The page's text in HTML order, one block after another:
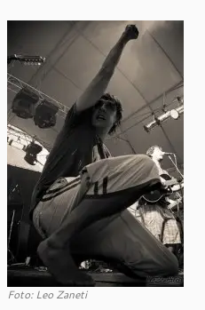
Foto: Leo Zaneti